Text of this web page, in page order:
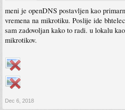
meni je openDNS postavljen kao
vremena na mikrotiku. Poslije ide
sam zadovoljan kako to radi. u lokalu
mikrotikov.
Dec 6, 2018